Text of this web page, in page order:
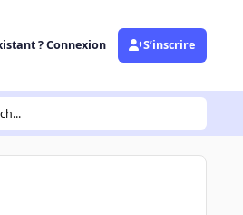
? Connexion S’inscrire